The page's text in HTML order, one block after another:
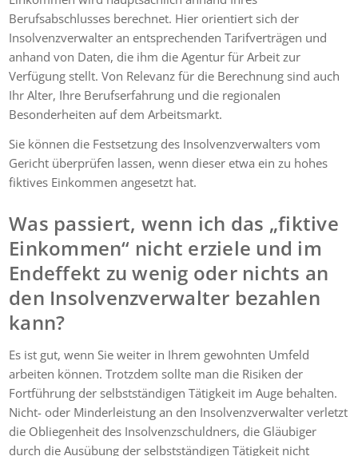
Berufsabschlusses berechnet. Hier orientiert sich der
Insolvenzverwalter an entsprechenden Tarifverträgen und
anhand von Daten, die ihm die Agentur für Arbeit zur
Verfügung stellt. Von Relevanz für die Berechnung sind auch
Ihr Alter, Ihre Berufserfahrung und die regionalen
Besonderheiten auf dem Arbeitsmarkt.
Sie können die Festsetzung des Insolvenzverwalters vom
Gericht überprüfen lassen, wenn dieser etwa ein zu hohes
fiktives Einkommen angesetzt hat.
Was passiert, wenn ich das „fiktive
Einkommen“ nicht erziele und im
Endeffekt zu wenig oder nichts an
den Insolvenzverwalter bezahlen
kann?
Es ist gut, wenn Sie weiter in Ihrem gewohnten Umfeld
arbeiten können. Trotzdem sollte man die Risiken der
Fortführung der selbstständigen Tätigkeit im Auge behalten.
Nicht- oder Minderleistung an den Insolvenzverwalter verletzt
die Obliegenheit des Insolvenzschuldners, die Gläubiger
durch die Ausübung der selbstständigen Tätigkeit nicht